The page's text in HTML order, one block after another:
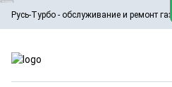
Русь-Турбо - обслуживание и ремонт
ООО «Русь-Турбо» занимается
турбин, комплексным ремонтом,
техническим обслуживанием
работают на нефтегазовых,
металлургических и других